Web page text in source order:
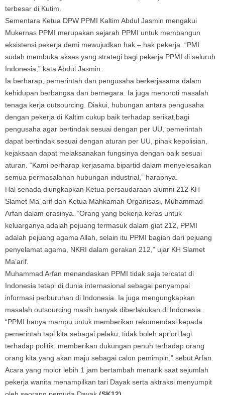
terbesar di Kutim.
Sementara Ketua DPW PPMI Kaltim Abdul Jasmin mengakui
Mukernas PPMI merupakan sejarah PPMI untuk membangun
eksistensi pekerja demi mewujudkan hak – hak pekerja. “PMI
sudah membuka akses yang strategi bagi pekerja PPMI di seluruh
Indonesia,” kata Abdul Jasmin.
Ia berharap, pemerintah dan pengusaha berkerjasama dalam
kehidupan berbangsa dan bernegara. Ia juga menoroti masalah
tenaga kerja outsourcing. Diakui, hubungan antara pengusaha
dengan pekerja di Kaltim cukup baik terhadap serikat,bagi
pengusaha agar bertindak sesuai dengan per UU, pemerintah
dapat bertindak sesuai dengan aturan per UU, pihak kepolisian,
kejaksaan dapat melaksanakan fungsinya dengan baik sesuai
aturan. “Kami berharap kerjasama bipartid dalam menyelesaikan
semua permasalahan hubungan industrial,” harapnya.
Hal senada diungkapkan Ketua persaudaraan alumni 212 KH
Slamet Ma’ arif dan Ketua Mahkamah Organisasi, Muhammad
Arfan dalam orasinya. “Orang yang bekerja keras untuk
keluarganya adalah pejuang termasuk dalam giat 212, PPMI
adalah pejuang agama Allah, selain itu PPMI bagian dari pejuang
penyelamat agama, NKRI dalam gerakan 212,” ujar KH Slamet
Ma’arif.
Muhammad Arfan menandaskan PPMI tidak saja tercatat di
Indonesia tetapi di dunia internasional sebagai penyampai
informasi perburuhan di Indonesia. Ia juga mengungkapkan
masalah outsourcing masih banyak diberlakukan di Indonesia.
“PPMI hanya mampu untuk memberikan rekomendasi kepada
pemerintah tapi kita sebagai pelaku, tidak boleh apriori lagi
terhadap politik, memberikan dukungan penuh terhadap orang
orang kita yang akan maju sebagai calon pemimpin,” sebut Arfan.
Acara yang molor lebih 1 jam bertambah menarik saat sejumlah
pekerja wanita menampilkan tari Dayak serta aktraksi menyumpit